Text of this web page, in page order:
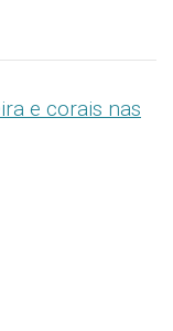
e corais nas